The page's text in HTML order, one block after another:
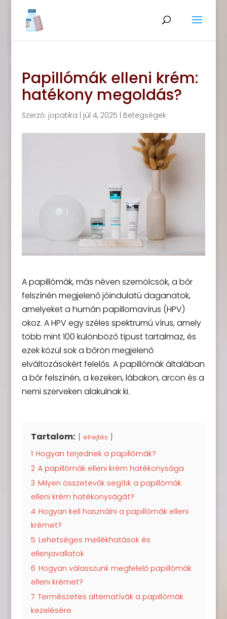
Papillómák elleni krém:
hatékony megoldás?
Szerző: jopatika júl 4, 2025 Betegségek
A papillómák, más néven szemölcsök, a bőr
felszínén megjelenő jóindulatú daganatok,
amelyeket a humán papillomavírus (HPV)
okoz. A HPV egy széles spektrumú vírus, amely
több mint 100 különböző típust tartalmaz, és
ezek közül sok a bőrön megjelenő
elváltozásokért felelős. A papillómák általában
a bőr felszínén, a kezeken, lábakon, arcon és a
nemi szerveken alakulnak ki.
Tartalom: elrejtés
1 Hogyan terjednek a papillómák?
2 A papillómák elleni krém hatékonysága
3 Milyen összetevők segítik a papillómák
elleni krém hatékonyságát?
4 Hogyan kell használni a papillómák elleni
krémet?
5 Lehetséges mellékhatások és
ellenjavallatok
6 Hogyan válasszunk megfelelő papillómák
elleni krémet?
7 Természetes alternatívák a papillómák
kezelésére